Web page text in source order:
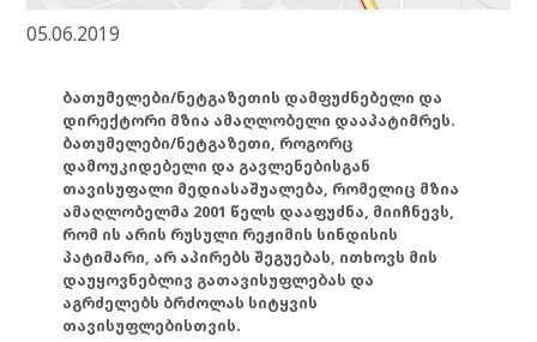
05.06.2019
ბათუმელები/ნეტგაზეთის დამფუძნებელი და
დირექტორი მზია ამაღლობელი დააპატიმრეს.
ბათუმელები/ნეტგაზეთი, როგორც
დამოუკიდებელი და გავლენებისგან
თავისუფალი მედიასაშუალება, რომელიც მზია
ამაღლობელმა 2001 წელს დააფუძნა, მიიჩნევს,
რომ ის არის რუსული რეჟიმის სინდისის
პატიმარი, არ აპირებს შეგუებას, ითხოვს მის
დაუყოვნებლივ გათავისუფლებას და
აგრძელებს ბრძოლას სიტყვის
თავისუფლებისთვის.